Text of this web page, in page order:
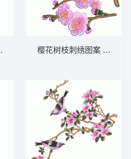
壁 樱花树枝刺绣图案 花鸟